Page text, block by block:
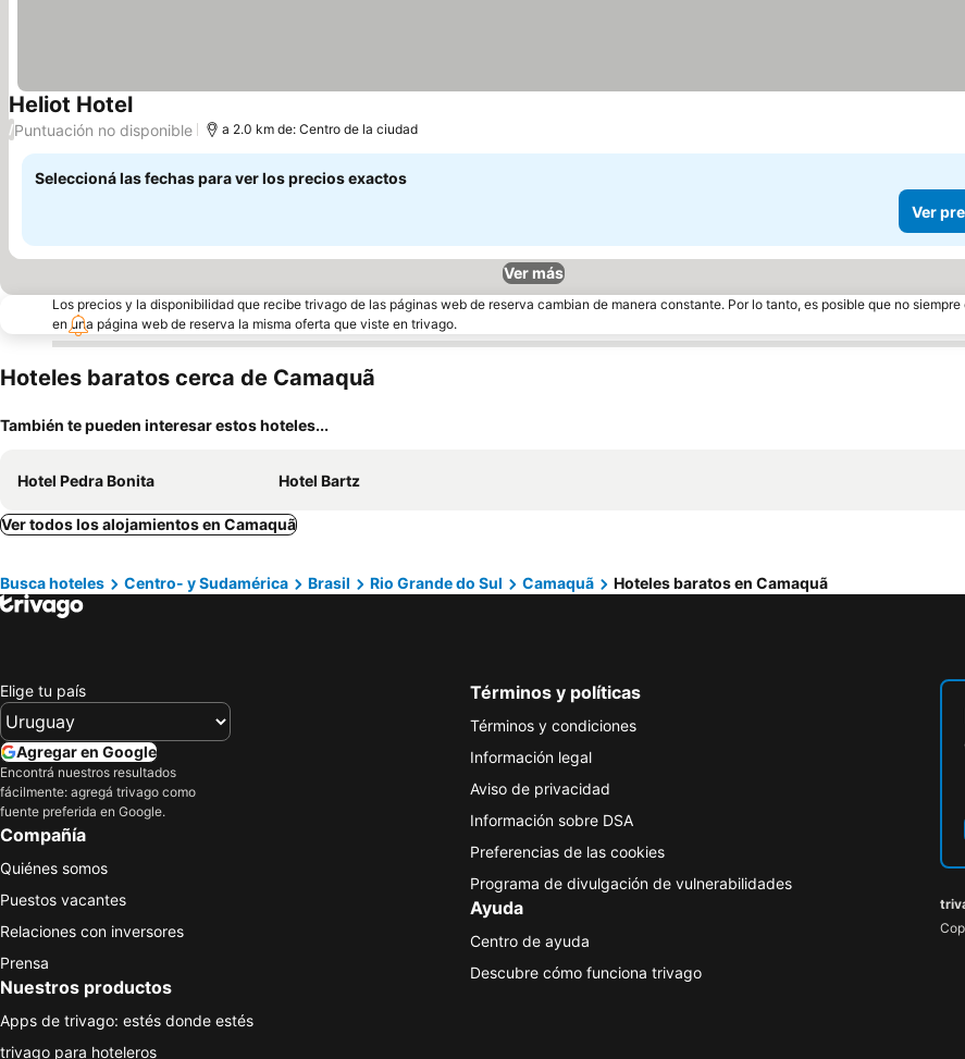
Heliot HotelVer precios
/Puntuación no disponible a 2.0 km de: Centro de la ciudad
Seleccioná las fechas para ver los precios exactos
Ver
Ver más
Los precios y la disponibilidad que recibe trivago de las páginas web de reserva cambian de manera constante. Por lo tanto, es posible que no
en una página web de reserva la misma oferta que viste en trivago.
Hoteles baratos cerca de Camaquã
También te pueden interesar estos hoteles...
Hotel Pedra Bonita Hotel Bartz
Ver todos los alojamientos en Camaquã
Busca hoteles Centro- y Sudamérica Brasil Rio Grande do Sul Camaquã Hoteles baratos en Camaquã
Elige tu país
Agregar en Google
Encontrá nuestros resultados
fácilmente: agregá trivago como
fuente preferida en Google.
Compañía
Quiénes somos
Puestos vacantes
Relaciones con inversores
Prensa
Nuestros productos
Apps de trivago: estés donde estés
trivago para hoteleros
Términos y políticas
Términos y condiciones
Información legal
Aviso de privacidad
Información sobre DSA
Preferencias de las cookies
Programa de divulgación de vulnerabilidades
Ayuda
Centro de ayuda
Descubre cómo funciona trivago